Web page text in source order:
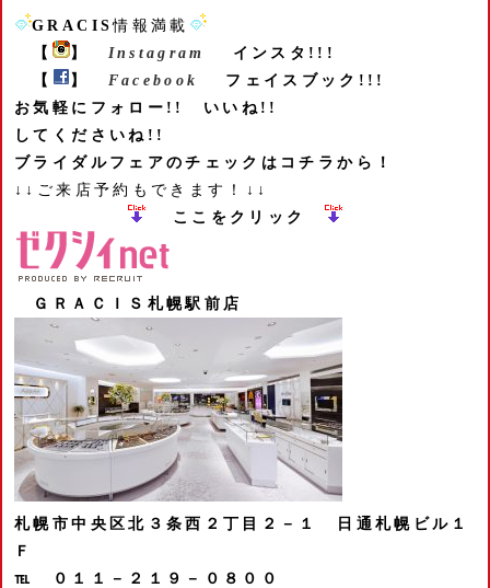
GRACIS情報満載
【
】 Instagram
インスタ!!!
【
】 Facebook
フェイスブック!!!
お気軽にフォロー!! いいね!!
してくださいね!!
ブライダルフェアのチェックはコチラから！
↓↓ご来店予約もできます！↓↓
ここをクリック
ＧＲＡＣＩＳ札幌駅前店
札幌市中央区北３条西２丁目２－１
日通札幌ビル１
Ｆ
℡ ０１１－２１９－０８００